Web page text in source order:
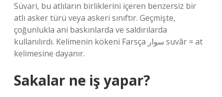
Süvari, bu atlıların birliklerini içeren benzersiz bir
atlı asker türü veya askeri sınıftır. Geçmişte,
çoğunlukla ani baskınlarda ve saldırılarda
kullanılırdı. Kelimenin kökeni Farsça سوار suvâr = at
kelimesine dayanır.
Sakalar ne iş yapar?